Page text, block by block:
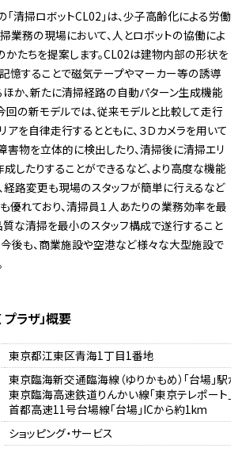
清掃ロボットCL02」は、少子高齢化による労働
業務の現場において、人とロボットの協働によ
かたちを提案します。CL02は建物内部の形状を
憶することで磁気テープやマーカー等の誘導
か、新たに清掃経路の自動パターン生成機能
回の新モデルでは、従来モデルと比較して走行
アを自律走行するとともに、３Ｄカメラを用いて
害物を立体的に検出したり、清掃後に清掃エリ
したりすることができるなど、より高度な機能
経路変更も現場のスタッフが簡単に行えるなど
優れており、清掃員１人あたりの業務効率を最
な清掃を最小のスタッフ構成で遂行すること
今後も、商業施設や空港など様々な大型施設で
プラザ」概要
東京都江東区青海1丁目1番地
東京臨海新交通臨海線（ゆりかもめ）「台場」駅
東京臨海高速鉄道りんかい線「東京テレポート
首都高速11号台場線「台場」ICから約1km
ショッピング・サービス